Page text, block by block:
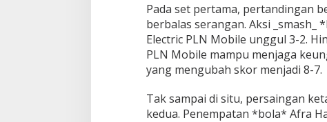
n
P
e
r
a
a
P
Pada set pertama, pertandingan
berbalas serangan. Aksi _smash_
Electric PLN Mobile unggul 3-2.
PLN Mobile mampu menjaga
yang mengubah skor menjadi 8-7.
Tak sampai di situ, persaingan
kedua. Penempatan *bola* Afra